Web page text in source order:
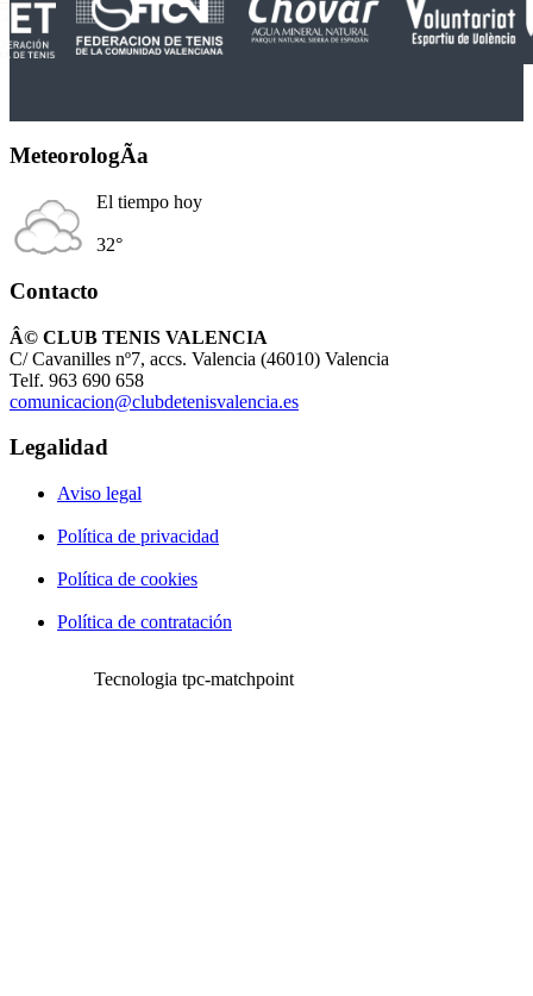
MeteorologÃ­a
El tiempo hoy
32°
Contacto
Â© CLUB TENIS VALENCIA
C/ Cavanilles nº7, accs. Valencia (46010) Valencia
Telf. 963 690 658
comunicacion@clubdetenisvalencia.es
Legalidad
Aviso legal
Política de privacidad
Política de cookies
Política de contratación
Tecnologia tpc-matchpoint